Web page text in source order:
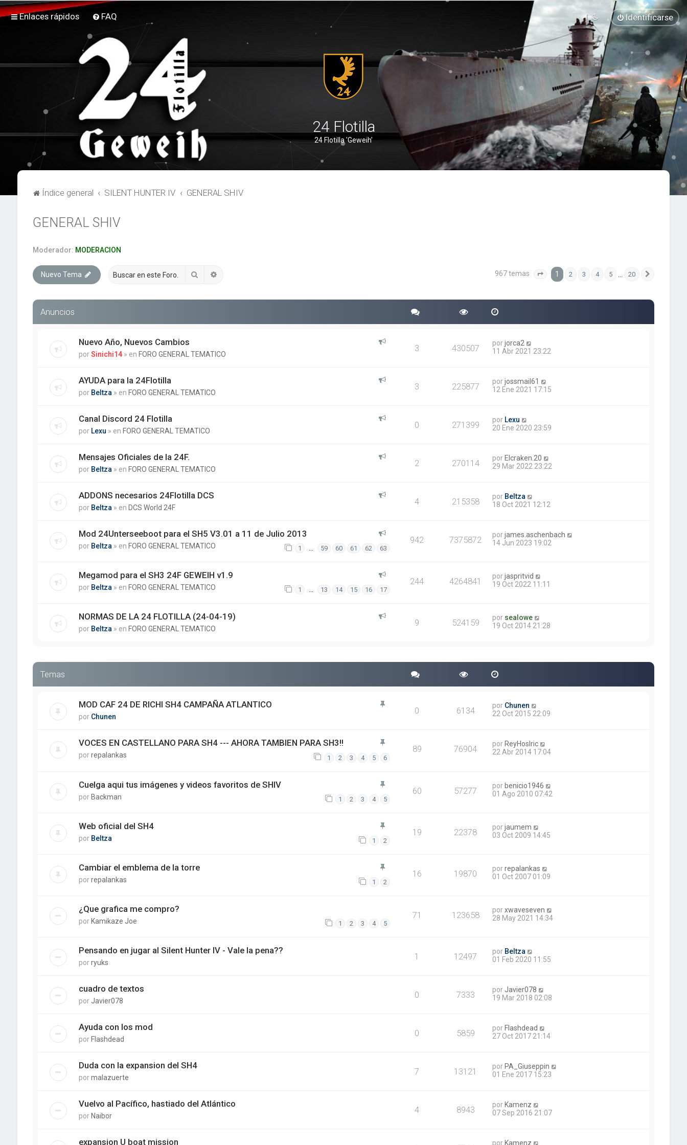
Enlaces rápidos FAQ Identificarse
24 Flotilla
24 Flotilla 'Geweih'
Índice general SILENT HUNTER IV GENERAL SHIV
GENERAL SHIV
Moderador: MODERACION
Nuevo Tema Buscar 967 temas Página 1de 20
1 2 3 4 5 20
Anuncios
Nuevo Año, Nuevos Cambios
porSinichi14 » en FORO GENERAL TEMATICO
3 430507 porjorca2
11 Abr 2021 23:22
AYUDA para la 24Flotilla
por Beltza » en FORO GENERAL TEMATICO
3 225877 porjossmail61
12 Ene 2021 17:15
Canal Discord 24 Flotilla
por Lexu » en FORO GENERAL TEMATICO
0 271399 por Lexu
20 Ene 2020 23:59
Mensajes Oficiales de la 24F.
por Beltza » en FORO GENERAL TEMATICO
2 270114 por Elcraken.20
29 Mar 2022 23:22
ADDONS necesarios 24Flotilla DCS
por Beltza » en DCS World 24F
4 215358 por Beltza
18 Oct 2021 12:12
Mod 24Unterseeboot para el SH5 V3.01 a 11 de Julio 2013
por Beltza » en FORO GENERAL TEMATICO 1 … 59 60 61 62 63
942 7375872 porjames.aschenbach
14 Jun 2023 19:02
Megamod para el SH3 24F GEWEIH v1.9
por Beltza » en FORO GENERAL TEMATICO 1 … 13 14 15 16 17
244 4264841 porjaspritvid
19 Oct 2022 11:11
NORMAS DE LA 24 FLOTILLA (24-04-19)
por Beltza » en FORO GENERAL TEMATICO
9 524159 por sealowe
19 Oct 2014 21:28
Temas
MOD CAF 24 DE RICHI SH4 CAMPAÑA ATLANTICO
por Chunen
0 6134 por Chunen
22 Oct 2015 22:09
VOCES EN CASTELLANO PARA SH4 --- AHORA TAMBIEN PARA SH3!!
porrepalankas 1 2 3 4 5 6
89 76904 por ReyHoslric
22 Abr 2014 17:04
Cuelga aqui tus imágenes y videos favoritos de SHIV
porBackman 1 2 3 4 5
60 57277 porbenicio1946
01 Ago 2010 07:42
Web oficial del SH4
por Beltza 1 2
19 22378 porjaumem
03 Oct 2009 14:45
Cambiar el emblema de la torre
porrepalankas 1 2
16 19870 porrepalankas
01 Oct 2007 01:09
¿Que grafica me compro?
por Kamikaze Joe 1 2 3 4 5
71 123658 porxwaveseven
28 May 2021 14:34
Pensando en jugar al Silent Hunter IV - Vale la pena??
porryuks
1 12497 por Beltza
01 Feb 2020 11:55
cuadro de textos
por Javier078
0 7333 por Javier078
19 Mar 2018 02:08
Ayuda con los mod
por Flashdead
0 5859 por Flashdead
27 Oct 2017 21:14
Duda con la expansion del SH4
pormalazuerte
7 13121 por PA_Giuseppin
01 Ene 2017 15:23
Vuelvo al Pacífico, hastiado del Atlántico
por Naibor
4 8943 por Kamenz
07 Sep 2016 21:07
expansion U boat mission por Kamenz